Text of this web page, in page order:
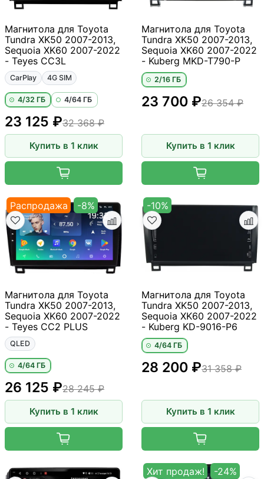
Магнитола для Toyota
Tundra XK50 2007-2013,
Sequoia XK60 2007-2022
- Teyes CC3L
CarPlay 4G SIM
4/32 ГБ 4/64 ГБ
23 125 ₽32 368 ₽
Купить в 1 клик
Магнитола для Toyota
Tundra XK50 2007-2013,
Sequoia XK60 2007-2022
- Kuberg MKD-T790-P
2/16 ГБ
26 354 ₽
23 700 ₽
Купить в 1 клик
Распродажа -8%
Магнитола для Toyota
Tundra XK50 2007-2013,
Sequoia XK60 2007-2022
- Teyes CC2 PLUS
QLED
4/64 ГБ
28 245 ₽
26 125 ₽
Купить в 1 клик
-10%
Магнитола для Toyota
Tundra XK50 2007-2013,
Sequoia XK60 2007-2022
- Kuberg KD-9016-P6
4/64 ГБ
31 358 ₽
28 200 ₽
Купить в 1 клик
Хит продаж! -24%